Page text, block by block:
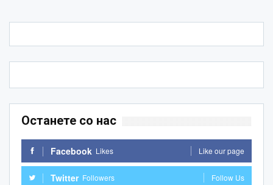
Останете со нас
Facebook Likes Like our page
Twitter Followers Follow Us